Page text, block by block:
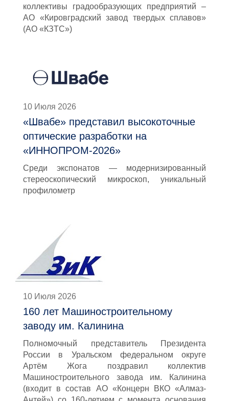
коллективы градообразующих предприятий –
АО «Кировградский завод твердых сплавов»
(АО «КЗТС»)
10 Июля 2026
«Швабе» представил высокоточные
оптические разработки на
«ИННОПРОМ-2026»
Среди экспонатов — модернизированный
стереоскопический микроскоп, уникальный
профилометр
10 Июля 2026
160 лет Машиностроительному
заводу им. Калинина
Полномочный представитель Президента
России в Уральском федеральном округе
Артём Жога поздравил коллектив
Машиностроительного завода им. Калинина
(входит в состав АО «Концерн ВКО «Алмаз-